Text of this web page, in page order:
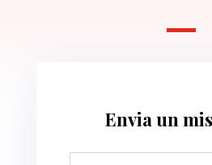
Envia un